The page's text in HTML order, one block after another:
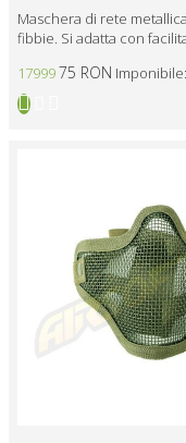
Maschera di rete
fibbie. Si adatta con
1799975 RON